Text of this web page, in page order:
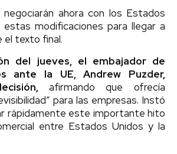
negociarán ahora con los Estados
modificaciones para llegar a
el texto final.
del jueves, el embajador de
ante la UE, Andrew Puzder,
afirmando que ofrecía
para las empresas. Instó
rápidamente este importante hito
entre Estados Unidos y la